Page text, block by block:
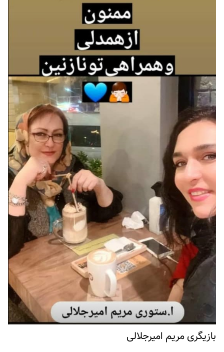
بازیگری مریم امیرجلالی